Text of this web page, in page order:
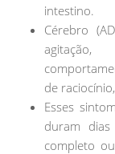
intestino.
Cérebro
de
Esses
duram
completo